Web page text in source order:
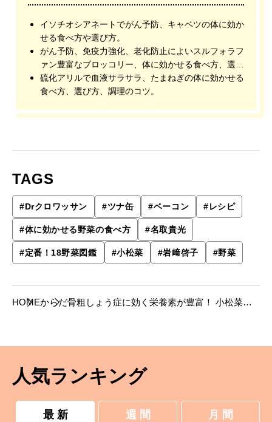
イソチオシアネートでがん予防、キャベツの体に効か
せる食べ方や選び方。
がん予防、免疫力強化、老化防止によいスルフォラフ
ァン豊富なブロッコリー、体に効かせる食べ方、選び
方、調理のコツ。
硫化アリルで血液サラサラ、たまねぎの体に効かせる
食べ方、選び方、調理のコツ。
TAGS
#Drクロワッサン #ツナ缶 #ベーコン #レシピ
#体に効かせる野菜の食べ方 #名取貴光
#定番！18野菜図鑑 #小松菜 #岩﨑啓子 #野菜
HOMEからだ骨粗しょう症に効く栄養素が豊富！ 小松菜の
人気ランキング
最 新 週 間 月 間